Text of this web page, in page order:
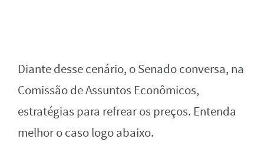
Diante desse cenário, o Senado conversa, na
Comissão de Assuntos Econômicos,
estratégias para refrear os preços. Entenda
melhor o caso logo abaixo.